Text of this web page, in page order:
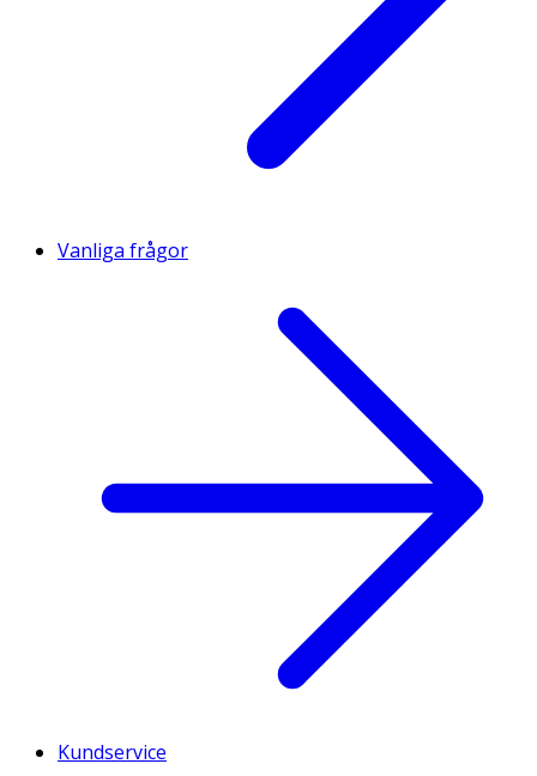
Vanliga frågor
Kundservice